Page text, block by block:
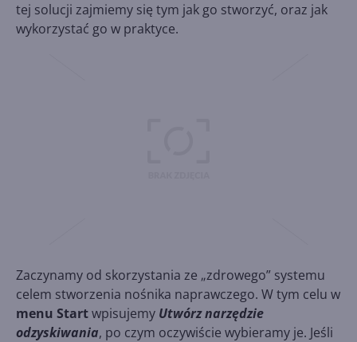
tej solucji zajmiemy się tym jak go stworzyć, oraz jak
wykorzystać go w praktyce.
Zaczynamy od skorzystania ze „zdrowego” systemu
celem stworzenia nośnika naprawczego. W tym celu w
menu Startwpisujemy Utwórz narzędzie
odzyskiwania, po czym oczywiście wybieramy je. Jeśli